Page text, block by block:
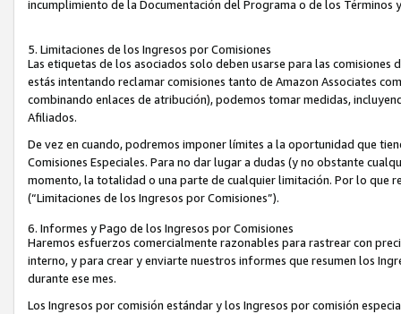
incumplimiento de la Documentación del Programa o de los Términos
5. Limitaciones de los Ingresos por Comisiones
Las etiquetas de los asociados solo deben usarse para las
estás intentando reclamar comisiones tanto de Amazon Associates
combinando enlaces de atribución), podemos tomar medidas,
Afiliados.
De vez en cuando, podremos imponer límites a la oportunidad que
Comisiones Especiales. Para no dar lugar a dudas (y no obstante
momento, la totalidad o una parte de cualquier limitación. Por lo que
(“Limitaciones de los Ingresos por Comisiones”).
6. Informes y Pago de los Ingresos por Comisiones
Haremos esfuerzos comercialmente razonables para rastrear con
interno, y para crear y enviarte nuestros informes que resumen los
durante ese mes.
Los Ingresos por comisión estándar y los Ingresos por comisión